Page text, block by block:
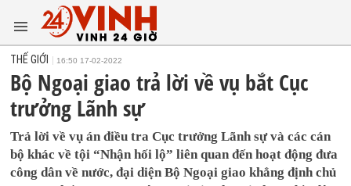
THẾ GIỚI 16:50 17-02-2022
Bộ Ngoại giao trả lời về vụ bắt Cục
trưởng Lãnh sự
Trả lời về vụ án điều tra Cục trưởng Lãnh sự và các cán
bộ khác về tội “Nhận hối lộ” liên quan đến hoạt động đưa
công dân về nước, đại diện Bộ Ngoại giao khẳng định chủ